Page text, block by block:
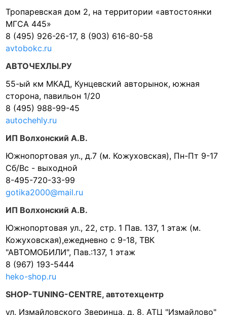
Тропаревская дом 2, на территории «автостоянки
МГСА 445»
8 (495) 926-26-17, 8 (903) 616-80-58
avtobokc.ru
АВТОЧЕХЛЫ.РУ
55-ый км МКАД, Кунцевский авторынок, южная
сторона, павильон 1/20
8 (495) 988-99-45
autochehly.ru
ИП Волхонский А.В.
Южнопортовая ул., д.7 (м. Кожуховская), Пн-Пт 9-17
Сб/Вс - выходной
8-495-720-33-99
gotika2000@mail.ru
ИП Волхонский А.В.
Южнопортовая ул., 22, стр. 1 Пав. 137, 1 этаж (м.
Кожуховская),ежедневно с 9-18, ТВК
"АВТОМОБИЛИ", Пав.:137, 1 этаж
8 (967) 193-5444
heko-shop.ru
SHOP-TUNING-CENTRE, автотехцентр
ул. Измайловского Зверинца, д. 8, АТЦ "Измайлово"